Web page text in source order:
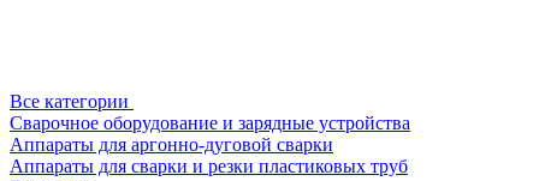
Все категории
Сварочное оборудование и зарядные устройства
Аппараты для аргонно-дуговой сварки
Аппараты для сварки и резки пластиковых труб